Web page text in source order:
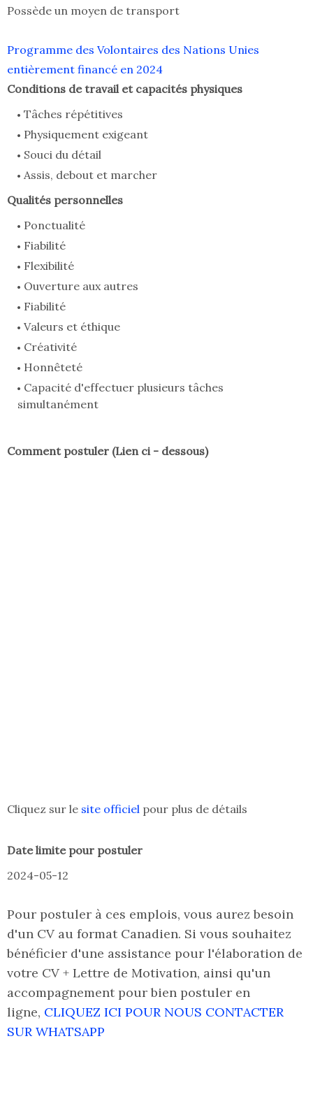
Possède un moyen de transport
Programme des Volontaires des Nations Unies
entièrement financé en 2024
Conditions de travail et capacités physiques
Tâches répétitives
Physiquement exigeant
Souci du détail
Assis, debout et marcher
Qualités personnelles
Ponctualité
Fiabilité
Flexibilité
Ouverture aux autres
Fiabilité
Valeurs et éthique
Créativité
Honnêteté
Capacité d'effectuer plusieurs tâches
simultanément
Comment postuler (Lien ci - dessous)
Cliquez sur le site officiel pour plus de détails
Date limite pour postuler
2024-05-12
Pour postuler à ces emplois, vous aurez besoin
d'un CV au format Canadien. Si vous souhaitez
bénéficier d'une assistance pour l'élaboration de
votre CV + Lettre de Motivation, ainsi qu'un
accompagnement pour bien postuler en
ligne, CLIQUEZ ICI POUR NOUS CONTACTER
SUR WHATSAPP